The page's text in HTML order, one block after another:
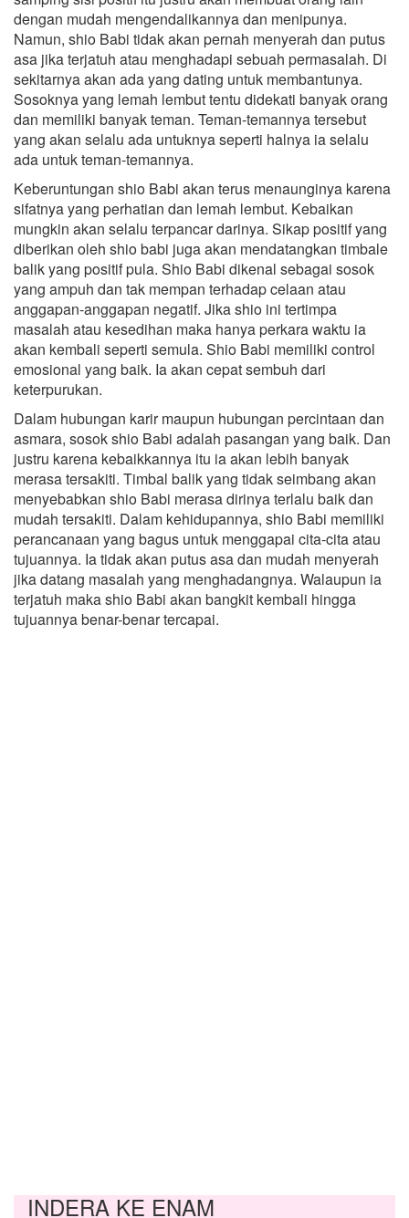
dengan mudah mengendalikannya dan menipunya.
Namun, shio Babi tidak akan pernah menyerah dan putus
asa jika terjatuh atau menghadapi sebuah permasalah. Di
sekitarnya akan ada yang dating untuk membantunya.
Sosoknya yang lemah lembut tentu didekati banyak orang
dan memiliki banyak teman. Teman-temannya tersebut
yang akan selalu ada untuknya seperti halnya ia selalu
ada untuk teman-temannya.
Keberuntungan shio Babi akan terus menaunginya karena
sifatnya yang perhatian dan lemah lembut. Kebaikan
mungkin akan selalu terpancar darinya. Sikap positif yang
diberikan oleh shio babi juga akan mendatangkan timbale
balik yang positif pula. Shio Babi dikenal sebagai sosok
yang ampuh dan tak mempan terhadap celaan atau
anggapan-anggapan negatif. Jika shio ini tertimpa
masalah atau kesedihan maka hanya perkara waktu ia
akan kembali seperti semula. Shio Babi memiliki control
emosional yang baik. Ia akan cepat sembuh dari
keterpurukan.
Dalam hubungan karir maupun hubungan percintaan dan
asmara, sosok shio Babi adalah pasangan yang baik. Dan
justru karena kebaikkannya itu ia akan lebih banyak
merasa tersakiti. Timbal balik yang tidak seimbang akan
menyebabkan shio Babi merasa dirinya terlalu baik dan
mudah tersakiti. Dalam kehidupannya, shio Babi memiliki
perancanaan yang bagus untuk menggapai cita-cita atau
tujuannya. Ia tidak akan putus asa dan mudah menyerah
jika datang masalah yang menghadangnya. Walaupun ia
terjatuh maka shio Babi akan bangkit kembali hingga
tujuannya benar-benar tercapai.
INDERA KE ENAM